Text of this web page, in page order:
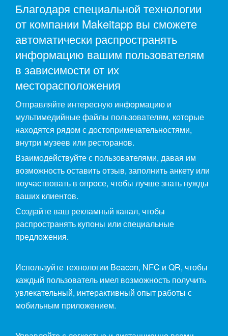
Благодаря специальной технологии
от компании Makeitapp вы сможете
автоматически распространять
информацию вашим пользователям
в зависимости от их
месторасположения
Отправляйте интересную информацию и
мультимедийные файлы пользователям, которые
находятся рядом с достопримечательностями,
внутри музеев или ресторанов.
Взаимодействуйте с пользователями, давая им
возможность оставить отзыв, заполнить анкету или
поучаствовать в опросе, чтобы лучше знать нужды
ваших клиентов.
Создайте ваш рекламный канал, чтобы
распространять купоны или специальные
предложения.
Используйте технологии Beacon, NFC и QR, чтобы
каждый пользователь имел возможность получить
увлекательный, интерактивный опыт работы с
мобильным приложением.